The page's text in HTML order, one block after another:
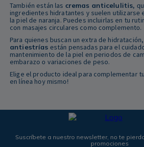
También están las cremas anticelulitis,
ingredientes hidratantes y suelen utilizarse
la piel de naranja. Puedes incluirlas en tu
con masajes circulares como complemento.
Para quienes buscan un extra de
antiestrías están pensadas para el
mantenimiento de la piel en periodos de
embarazo o variaciones de peso.
Elige el producto ideal para complementar
en línea hoy mismo!
Suscríbete a nuestro newsletter, no te
promociones